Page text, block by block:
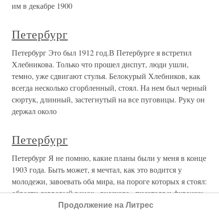
им в декабре 1900
Петербург
Петербург Это был 1912 год.В Петербурге я встретил
Хлебникова. Только что прошел диспут, люди ушли,
темно, уже сдвигают стулья. Белокурый Хлебников, как
всегда несколько сгорбленный, стоял. На нем был черный
сюртук, длинный, застегнутый на все пуговицы. Руку он
держал около
Петербург
Петербург Я не помню, какие планы были у меня в конце
1903 года. Быть может, я мечтал, как это водится у
молодежи, завоевать оба мира, на пороге которых я стоял:
обрести лавровый венок «русского» писателя и фуражку
рулевого сионистского корабля; но скорее у меня не было
Продолжение на Литрес